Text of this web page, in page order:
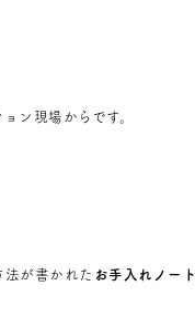
ン現場からです。
が書かれた お手入れノート